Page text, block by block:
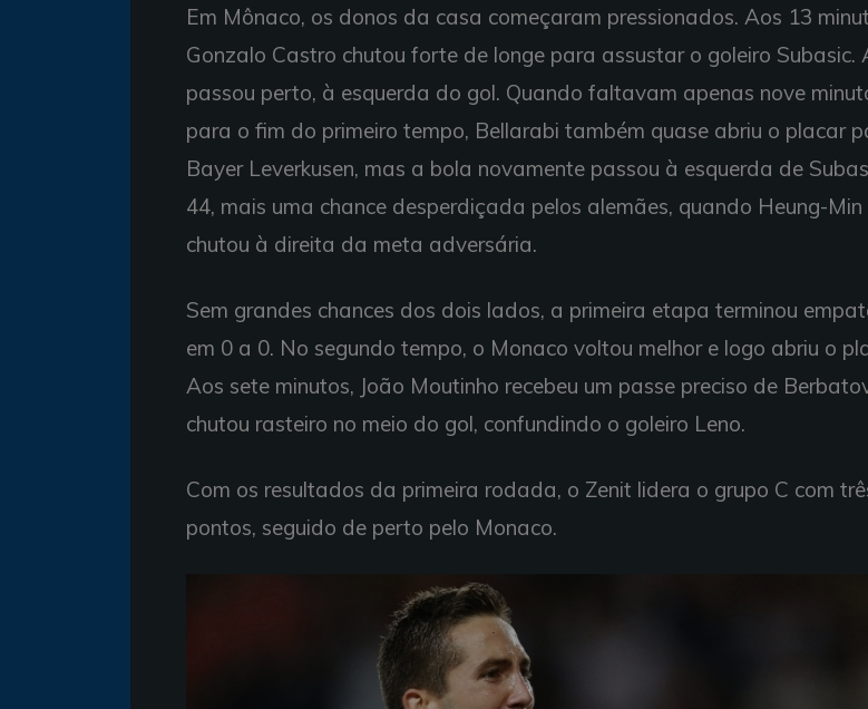
Em Mônaco, os donos da casa começaram pressionados. Aos 13
Gonzalo Castro chutou forte de longe para assustar o goleiro Subasic.
passou perto, à esquerda do gol. Quando faltavam apenas nove
para o fim do primeiro tempo, Bellarabi também quase abriu o placar
Bayer Leverkusen, mas a bola novamente passou à esquerda de
44, mais uma chance desperdiçada pelos alemães, quando Heung-Min
chutou à direita da meta adversária.
Sem grandes chances dos dois lados, a primeira etapa terminou
em 0 a 0. No segundo tempo, o Monaco voltou melhor e logo abriu o
Aos sete minutos, João Moutinho recebeu um passe preciso de
chutou rasteiro no meio do gol, confundindo o goleiro Leno.
Com os resultados da primeira rodada, o Zenit lidera o grupo C com
pontos, seguido de perto pelo Monaco.